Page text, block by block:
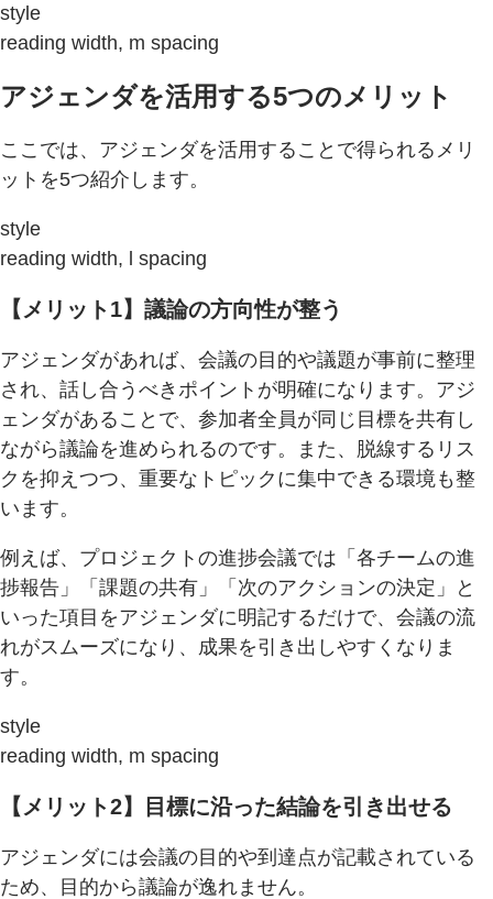
style
reading width, m spacing
アジェンダを活用する5つのメリット
ここでは、アジェンダを活用することで得られるメリ
ットを5つ紹介します。
style
reading width, l spacing
【メリット1】議論の方向性が整う
アジェンダがあれば、会議の目的や議題が事前に整理
され、話し合うべきポイントが明確になります。アジ
ェンダがあることで、参加者全員が同じ目標を共有し
ながら議論を進められるのです。また、脱線するリス
クを抑えつつ、重要なトピックに集中できる環境も整
います。
例えば、プロジェクトの進捗会議では「各チームの進
捗報告」「課題の共有」「次のアクションの決定」と
いった項目をアジェンダに明記するだけで、会議の流
れがスムーズになり、成果を引き出しやすくなりま
す。
style
reading width, m spacing
【メリット2】目標に沿った結論を引き出せる
アジェンダには会議の目的や到達点が記載されている
ため、目的から議論が逸れません。